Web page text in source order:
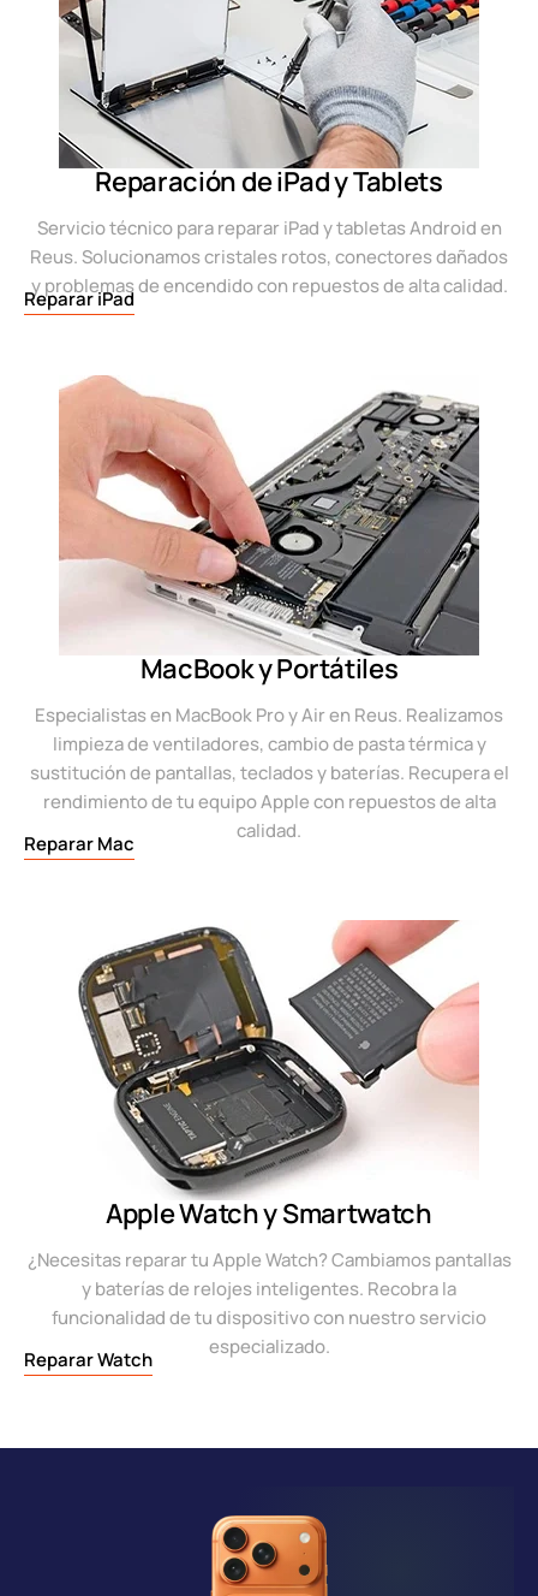
Reparación de iPad y Tablets
Servicio técnico para reparar iPad y tabletas Android en
Reus. Solucionamos cristales rotos, conectores dañados
y problemas de encendido con repuestos de alta calidad.
Reparar iPad
MacBook y Portátiles
Especialistas en MacBook Pro y Air en Reus. Realizamos
limpieza de ventiladores, cambio de pasta térmica y
sustitución de pantallas, teclados y baterías. Recupera el
rendimiento de tu equipo Apple con repuestos de alta
calidad.
Reparar Mac
Apple Watch y Smartwatch
¿Necesitas reparar tu Apple Watch? Cambiamos pantallas
y baterías de relojes inteligentes. Recobra la
funcionalidad de tu dispositivo con nuestro servicio
especializado.
Reparar Watch